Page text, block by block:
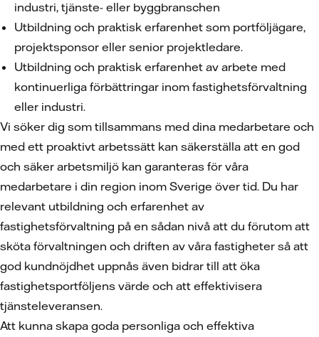
industri, tjänste- eller byggbranschen
Utbildning och praktisk erfarenhet som portföljägare,
projektsponsor eller senior projektledare.
Utbildning och praktisk erfarenhet av arbete med
kontinuerliga förbättringar inom fastighetsförvaltning
eller industri.
Vi söker dig som tillsammans med dina medarbetare och
med ett proaktivt arbetssätt kan säkerställa att en god
och säker arbetsmiljö kan garanteras för våra
medarbetare i din region inom Sverige över tid. Du har
relevant utbildning och erfarenhet av
fastighetsförvaltning på en sådan nivå att du förutom att
sköta förvaltningen och driften av våra fastigheter så att
god kundnöjdhet uppnås även bidrar till att öka
fastighetsportföljens värde och att effektivisera
tjänsteleveransen.
Att kunna skapa goda personliga och effektiva